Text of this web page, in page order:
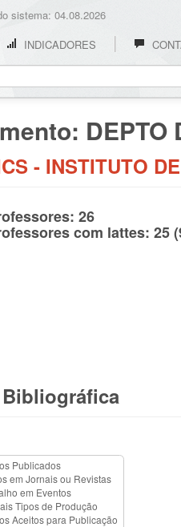
sistema: 04.08.2026
INDICADORES
DEPTO
- INSTITUTO
26
com lattes: 25
Publicados
em Jornais ou Revistas
em Eventos
Tipos de Produção
Aceitos para Publicação